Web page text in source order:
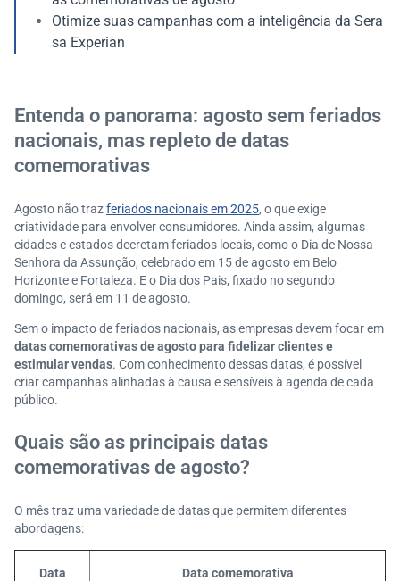
Otimize suas campanhas com a inteligência da Sera
sa Experian
Entenda o panorama: agosto sem feriados
nacionais, mas repleto de datas
comemorativas
Agosto não trazferiados nacionais em 2025, o que exige
criatividade para envolver consumidores. Ainda assim, algumas
cidades e estados decretam feriados locais, como o Dia de Nossa
Senhora da Assunção, celebrado em 15 de agosto em Belo
Horizonte e Fortaleza. E o Dia dos Pais, fixado no segundo
domingo, será em 11 de agosto.
Sem o impacto de feriados nacionais, as empresas devem focar em
datas comemorativas de agosto para fidelizar clientes e
estimular vendas. Com conhecimento dessas datas, é possível
criar campanhas alinhadas à causa e sensíveis à agenda de cada
público.
Quais são as principais datas
comemorativas de agosto?
O mês traz uma variedade de datas que permitem diferentes
abordagens:
Data Data comemorativa